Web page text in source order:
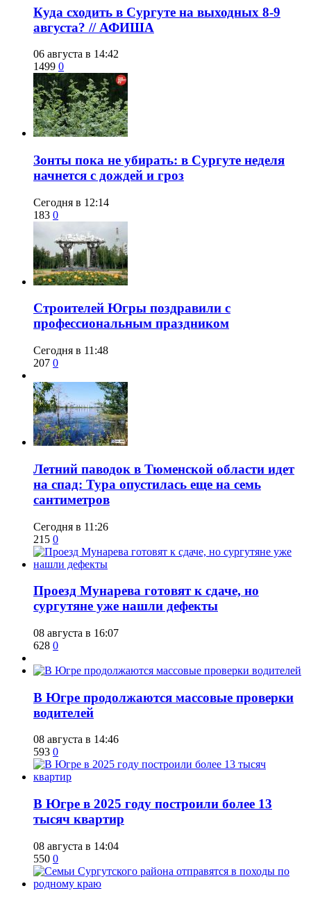
​Куда сходить в Сургуте на выходных 8-9
августа? // АФИША
06 августа в 14:42
1499 0
​Зонты пока не убирать: в Сургуте неделя
начнется с дождей и гроз
Сегодня в 12:14
183 0
​Строителей Югры поздравили с
профессиональным праздником
Сегодня в 11:48
207 0
​Летний паводок в Тюменской области идет
на спад: Тура опустилась еще на семь
сантиметров
Сегодня в 11:26
215 0
​Проезд Мунарева готовят к сдаче, но
сургутяне уже нашли дефекты
08 августа в 16:07
628 0
​В Югре продолжаются массовые проверки
водителей
08 августа в 14:46
593 0
​В Югре в 2025 году построили более 13
тысяч квартир
08 августа в 14:04
550 0